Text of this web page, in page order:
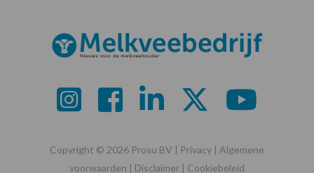
Copyright © 2026 Prosu BV | Privacy | Algemene
voorwaarden | Disclaimer | Cookiebeleid